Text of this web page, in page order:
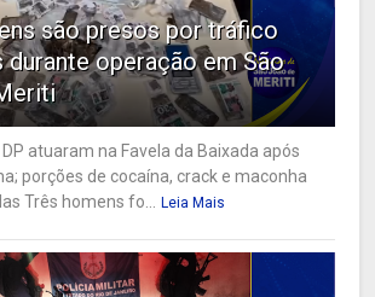
são presos por tráfico
durante operação em São
atuaram na Favela da Baixada após
porções de cocaína, crack e maconha
Três homens fo... Leia Mais